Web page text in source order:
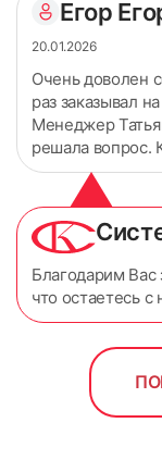
Егор
20.01.2026
Очень доволен
раз заказывал
Менеджер
решала вопрос.
Благодарим Вас
что остаетесь с